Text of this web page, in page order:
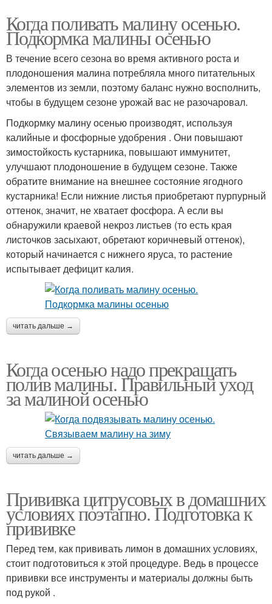
Когда поливать малину осенью.
Подкормка малины осенью
В течение всего сезона во время активного роста и
плодоношения малина потребляла много питательных
элементов из земли, поэтому баланс нужно восполнить,
чтобы в будущем сезоне урожай вас не разочаровал.
Подкормку малину осенью производят, используя
калийные и фосфорные удобрения . Они повышают
зимостойкость кустарника, повышают иммунитет,
улучшают плодоношение в будущем сезоне. Также
обратите внимание на внешнее состояние ягодного
кустарника! Если нижние листья приобретают пурпурный
оттенок, значит, не хватает фосфора. А если вы
обнаружили краевой некроз листьев (то есть края
листочков засыхают, обретают коричневый оттенок),
который начинается с нижнего яруса, то растение
испытывает дефицит калия.
читать дальше →
Когда осенью надо прекращать
полив малины. Правильный уход
за малиной осенью
читать дальше →
Прививка цитрусовых в домашних
условиях поэтапно. Подготовка к
прививке
Перед тем, как прививать лимон в домашних условиях,
стоит подготовиться к этой процедуре. Ведь в процессе
прививки все инструменты и материалы должны быть
под рукой .